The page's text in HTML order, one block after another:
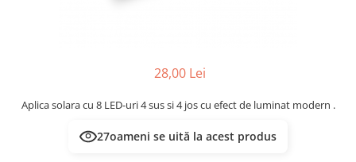
Întrerupătoare/Comutatoare
Ştechere/Stecher adaptor
28,00 Lei
Aplica solara cu 8 LED-uri 4 sus si 4 jos cu efect de luminat modern .
27oameni se uită la acest produs